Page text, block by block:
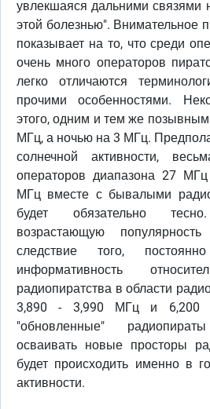
увлекшаяся дальними связями
этой болезнью". Внимательное
показывает на то, что среди
очень много операторов
легко отличаются
прочими особенностями.
этого, одним и тем же
МГц, а ночью на 3 МГц.
солнечной активности,
операторов диапазона 27
МГц вместе с бывалыми
будет обязательно
возрастающую
следствие того,
информативность
радиопиратства в области
3,890 - 3,990 МГц и 6,200
"обновленные"
осваивать новые просторы
будет происходить именно в
активности.